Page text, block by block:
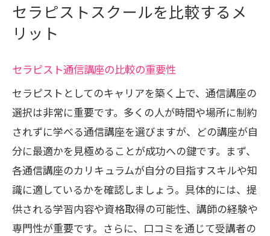
セラピストスクールを比較するメ
リット
セラピスト通信講座の比較の重要性
セラピストとしてのキャリアを築く上で、通信講座の
選択は非常に重要です。多くの人が時間や場所に制約
されずに学べる通信講座を選びますが、どの講座が自
分に最適かを見極めることが成功への鍵です。まず、
各通信講座のカリキュラムが自分の目指すスキルや知
識に適しているかを確認しましょう。具体的には、提
供される学習内容や資格取得の可能性、講師の経験や
専門性が重要です。さらに、口コミを通じて受講者の